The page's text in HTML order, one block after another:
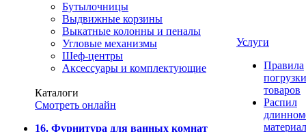
Бутылочницы
Выдвижные корзины
Выкатные колонны и пеналы
Угловые механизмы
Шеф-центры
Аксессуары и комплектующие
Каталоги
Смотреть онлайн
16. Фурнитура для ванных комнат
Услуги
Правила
погрузки
товаров
Распил